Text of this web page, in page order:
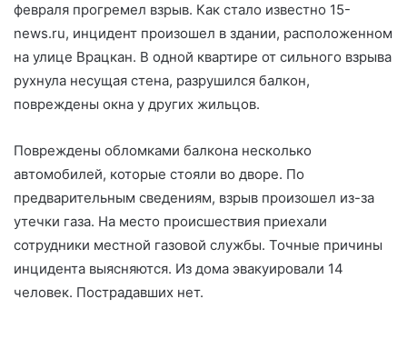
февраля прогремел взрыв. Как стало известно 15-
news.ru, инцидент произошел в здании, расположенном
на улице Врацкан. В одной квартире от сильного взрыва
рухнула несущая стена, разрушился балкон,
повреждены окна у других жильцов.
Повреждены обломками балкона несколько
автомобилей, которые стояли во дворе. По
предварительным сведениям, взрыв произошел из-за
утечки газа. На место происшествия приехали
сотрудники местной газовой службы. Точные причины
инцидента выясняются. Из дома эвакуировали 14
человек. Пострадавших нет.